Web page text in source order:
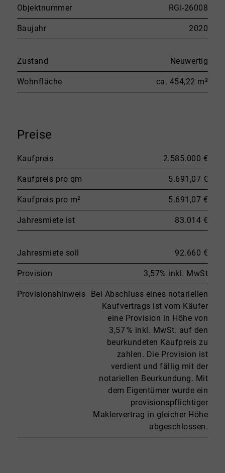
Objektnummer RGI-26008
Baujahr 2020
Zustand Neuwertig
Wohnfläche ca. 454,22 m²
Preise
Kaufpreis 2.585.000 €
Kaufpreis pro qm 5.691,07 €
Kaufpreis pro m² 5.691,07 €
Jahresmiete ist 83.014 €
Jahresmiete soll 92.660 €
Provision 3,57% inkl. MwSt
Provisionshinweis
Bei Abschluss eines notariellen
Kaufvertrags ist vom Käufer
eine Provision in Höhe von
3,57 % inkl. MwSt. auf den
beurkundeten Kaufpreis zu
zahlen. Die Provision ist
verdient und fällig mit der
notariellen Beurkundung. Mit
dem Eigentümer wurde ein
provisionspflichtiger
Maklervertrag in gleicher Höhe
abgeschlossen.